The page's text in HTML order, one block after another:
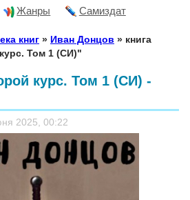
Жанры Самиздат
книг » Иван Донцов » книга
Том 1 (СИ)"
курс. Том 1 (СИ) -
2025, 00:22